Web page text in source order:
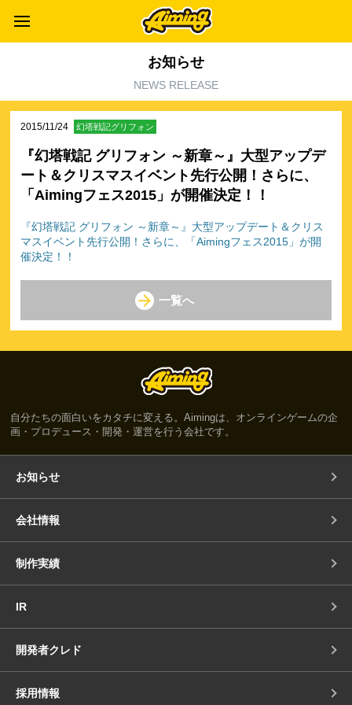
お知らせ
NEWS RELEASE
2015/11/24 幻塔戦記グリフォン
『幻塔戦記 グリフォン ～新章～』大型アップデ
ート＆クリスマスイベント先行公開！さらに、
「Aimingフェス2015」が開催決定！！
『幻塔戦記 グリフォン ～新章～』大型アップデート＆クリス
マスイベント先行公開！さらに、「Aimingフェス2015」が開
催決定！！
一覧へ
自分たちの面白いをカタチに変える。Aimingは、オンラインゲームの企
画・プロデュース・開発・運営を行う会社です。
お知らせ
会社情報
制作実績
IR
開発者クレド
採用情報